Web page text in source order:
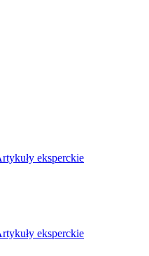
eksperckie
eksperckie